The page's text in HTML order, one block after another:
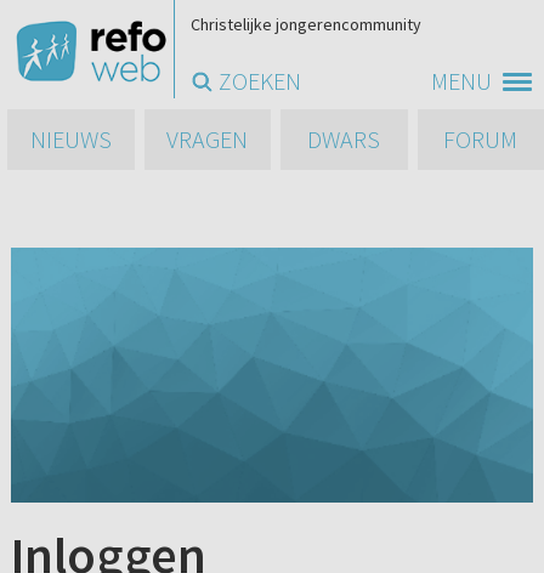
MENU
Christelijke jongerencommunity
ZOEKEN
NIEUWS
VRAGEN DWARS FORUM
Inloggen